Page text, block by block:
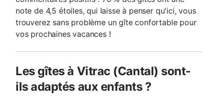
note de 4,5 étoiles, qui laisse à penser qu'ici, vous
trouverez sans problème un gîte confortable pour
vos prochaines vacances !
Les gîtes à Vitrac (Cantal) sont-
ils adaptés aux enfants ?